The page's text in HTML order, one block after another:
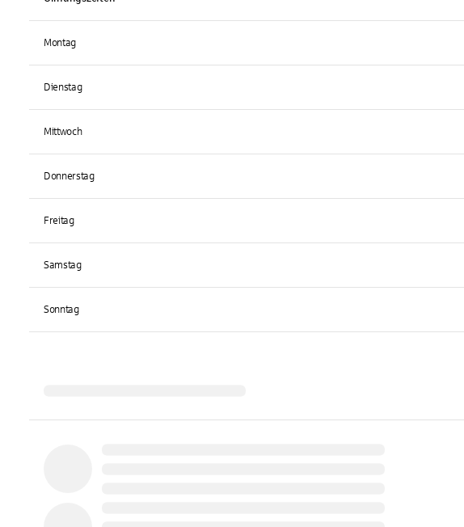
Montag
Dienstag
Mittwoch
Donnerstag
Freitag
Samstag
Sonntag